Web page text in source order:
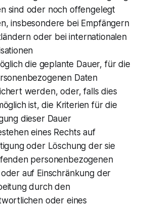
sind oder noch offengelegt
insbesondere bei Empfängern
oder bei internationalen
die geplante Dauer, für die
Daten
werden, oder, falls dies
ist, die Kriterien für die
dieser Dauer
eines Rechts auf
oder Löschung der sie
personenbezogenen
auf Einschränkung der
durch den
oder eines